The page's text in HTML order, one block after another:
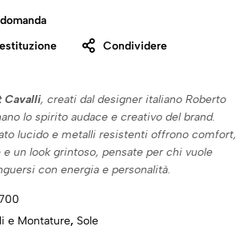
Condividere
Cavalli, creati dal designer italiano Roberto
lo spirito audace e creativo del brand.
lucido e metalli resistenti offrono comfort,
un look grintoso, pensate per chi vuole
con energia e personalità.
e Montature, Sole